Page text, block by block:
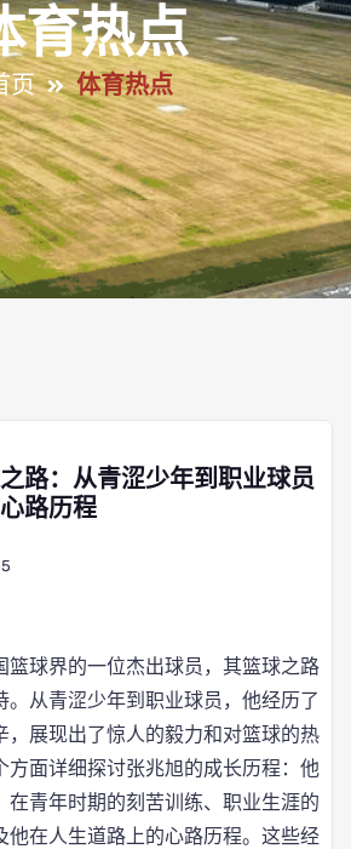
育热点
页 体育热点
路：从青涩少年到职业球员
路历程
篮球界的一位杰出球员，其篮球之路
。从青涩少年到职业球员，他经历了
，展现出了惊人的毅力和对篮球的热
方面详细探讨张兆旭的成长历程：他
在青年时期的刻苦训练、职业生涯的
他在人生道路上的心路历程。这些经